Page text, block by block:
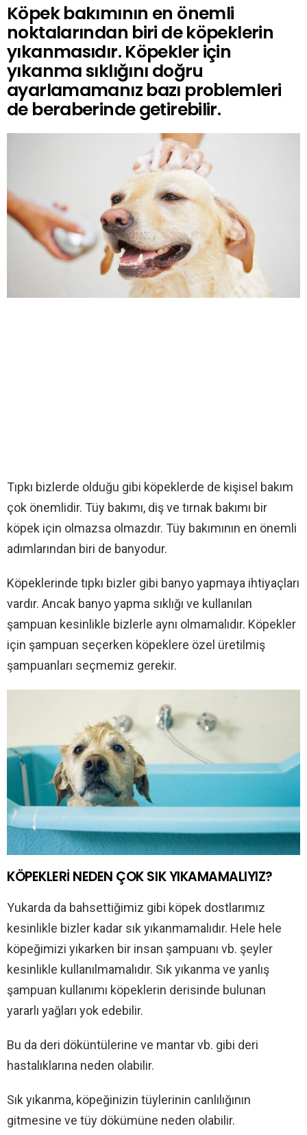
Köpek bakımının en önemli
noktalarından biri de köpeklerin
yıkanmasıdır. Köpekler için
yıkanma sıklığını doğru
ayarlamamanız bazı problemleri
de beraberinde getirebilir.
Tıpkı bizlerde olduğu gibi köpeklerde de kişisel bakım
çok önemlidir. Tüy bakımı, diş ve tırnak bakımı bir
köpek için olmazsa olmazdır. Tüy bakımının en önemli
adımlarından biri de banyodur.
Köpeklerinde tıpkı bizler gibi banyo yapmaya ihtiyaçları
vardır. Ancak banyo yapma sıklığı ve kullanılan
şampuan kesinlikle bizlerle aynı olmamalıdır. Köpekler
için şampuan seçerken köpeklere özel üretilmiş
şampuanları seçmemiz gerekir.
KÖPEKLERİ NEDEN ÇOK SIK YIKAMAMALIYIZ?
Yukarda da bahsettiğimiz gibi köpek dostlarımız
kesinlikle bizler kadar sık yıkanmamalıdır. Hele hele
köpeğimizi yıkarken bir insan şampuanı vb. şeyler
kesinlikle kullanılmamalıdır. Sık yıkanma ve yanlış
şampuan kullanımı köpeklerin derisinde bulunan
yararlı yağları yok edebilir.
Bu da deri döküntülerine ve mantar vb. gibi deri
hastalıklarına neden olabilir.
Sık yıkanma, köpeğinizin tüylerinin canlılığının
gitmesine ve tüy dökümüne neden olabilir.